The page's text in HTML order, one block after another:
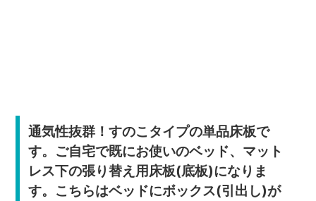
通気性抜群！すのこタイプの単品床板で
す。ご自宅で既にお使いのベッド、マット
レス下の張り替え用床板(底板)になりま
す。こちらはベッドにボックス(引出し)が